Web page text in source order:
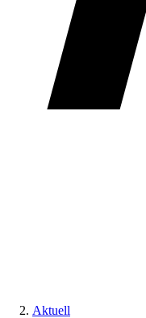
Aktuell